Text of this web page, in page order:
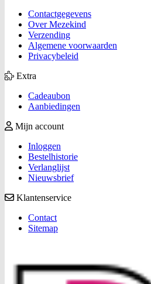
Contactgegevens
Over Mezekind
Verzending
Algemene voorwaarden
Privacybeleid
Extra
Cadeaubon
Aanbiedingen
Mijn account
Inloggen
Bestelhistorie
Verlanglijst
Nieuwsbrief
Klantenservice
Contact
Sitemap